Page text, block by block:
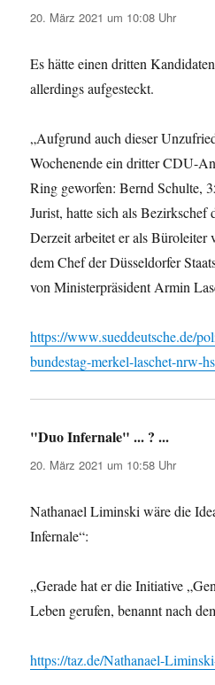
20. März 2021 um 10:08 Uhr
Es hätte einen dritten
allerdings aufgesteckt.
„Aufgrund auch dieser
Wochenende ein dritter CDU-
Ring geworfen: Bernd Schulte,
Jurist, hatte sich als
Derzeit arbeitet er als
dem Chef der Düsseldorfer
von Ministerpräsident Armin
https://www.sueddeutsche.de/
bundestag-merkel-laschet-nrw-
"Duo Infernale" ... ? ...
20. März 2021 um 10:58 Uhr
Nathanael Liminski wäre die
Infernale“:
„Gerade hat er die Initiative
Leben gerufen, benannt nach
https://taz.de/Nathanael-